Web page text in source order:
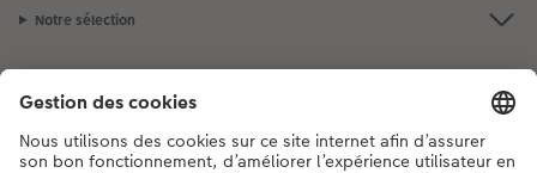
Notre sélection